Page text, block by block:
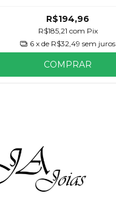
R$194,96
R$185,21 com Pix
6 x de R$32,49 sem juros
COMPRAR